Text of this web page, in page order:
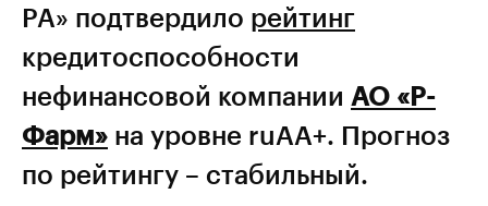
РА» подтвердило рейтинг
кредитоспособности
нефинансовой компании АО «Р-
Фарм» на уровне ruAA+. Прогноз
по рейтингу – стабильный.